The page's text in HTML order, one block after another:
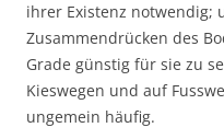
ihrer Existenz notwendig;
Zusammendrücken des
Grade günstig für sie zu
Kieswegen und auf
ungemein häufig.